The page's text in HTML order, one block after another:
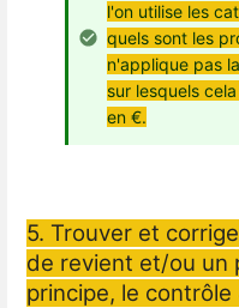
l'on utilise les
quels sont les
n'applique pas
sur lesquels
en €.
5. Trouver et
de revient et/ou un
principe, le